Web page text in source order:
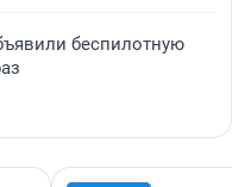
беспилотную